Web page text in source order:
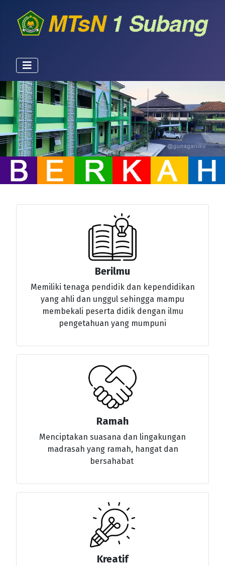
Berilmu
Memiliki tenaga pendidik dan kependidikan
yang ahli dan unggul sehingga mampu
membekali peserta didik dengan ilmu
pengetahuan yang mumpuni
Ramah
Menciptakan suasana dan lingakungan
madrasah yang ramah, hangat dan
bersahabat
Kreatif